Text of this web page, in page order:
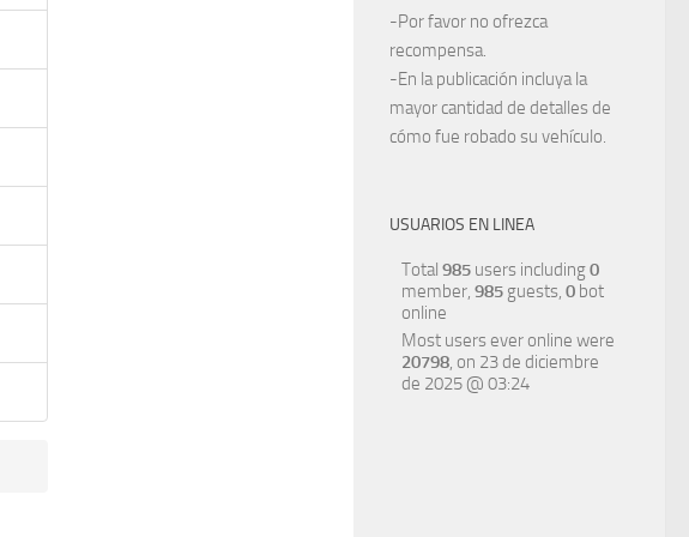
-Por favor no ofrezca
recompensa.
-En la publicación incluya la
mayor cantidad de detalles de
cómo fue robado su vehículo.
USUARIOS EN LINEA
Total 985 users including0
member, 985 guests, 0 bot
online
Most users ever online were
20798, on 23 de diciembre
de 2025 @ 03:24